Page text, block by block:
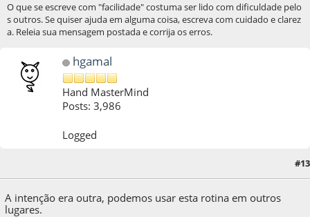
O que se escreve com "facilidade" costuma ser lido com dificuldade pelo
s outros. Se quiser ajuda em alguma coisa, escreva com cuidado e clarez
a. Releia sua mensagem postada e corrija os erros.
hgamal
Hand MasterMind
Posts: 3,986
Logged
#13
A intenção era outra, podemos usar esta rotina em outros
lugares.